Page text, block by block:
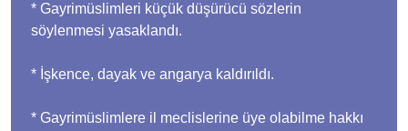
* Gayrimüslimleri küçük düşürücü sözlerin
söylenmesi yasaklandı.
* İşkence, dayak ve angarya kaldırıldı.
* Gayrimüslimlere il meclislerine üye olabilme hakkı